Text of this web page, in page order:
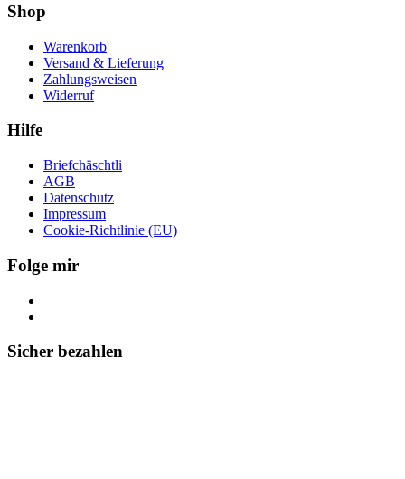
Shop
Warenkorb
Versand & Lieferung
Zahlungsweisen
Widerruf
Hilfe
Briefchäschtli
AGB
Datenschutz
Impressum
Cookie-Richtlinie (EU)
Folge mir
Sicher bezahlen